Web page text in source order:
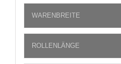
WARENBREITE
ROLLENLÄNGE